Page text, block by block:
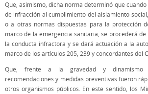
Que, asimismo, dicha norma determinó que
de infracción al cumplimiento del aislamiento
o a otras normas dispuestas para la protección
marco de la emergencia sanitaria, se procederá
la conducta infractora y se dará actuación a la
marco de los artículos 205, 239 y concordantes del
Que, frente a la gravedad y dinamismo
recomendaciones y medidas preventivas fueron
otros organismos públicos. En este sentido, los